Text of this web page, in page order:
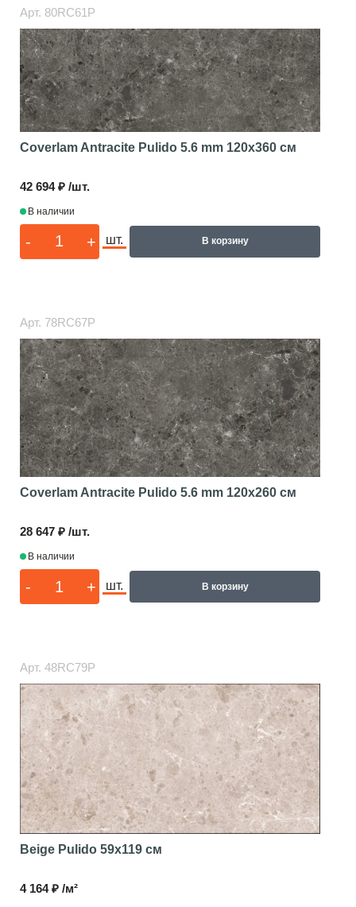
Арт. 80RC61P
Coverlam Antracite Pulido 5.6 mm 120x360 см
42 694 ₽ /шт.
В наличии
- + шт. В корзину
Арт. 78RC67P
Coverlam Antracite Pulido 5.6 mm 120x260 см
28 647 ₽ /шт.
В наличии
- + шт. В корзину
Арт. 48RC79P
Beige Pulido 59x119 см
4 164 ₽ /м²